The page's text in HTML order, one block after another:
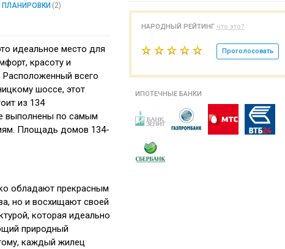
ПЛАНИРОВКИ (2)
идеальное место для
красоту и
всего
шоссе, этот
из 134
выполнены по самым
Площадь домов 134-
обладают прекрасным
но и восхищают своей
которая идеально
природный
каждый жилец
НАРОДНЫЙ РЕЙТИНГ что это?
Проголосовать
ИПОТЕЧНЫЕ БАНКИ